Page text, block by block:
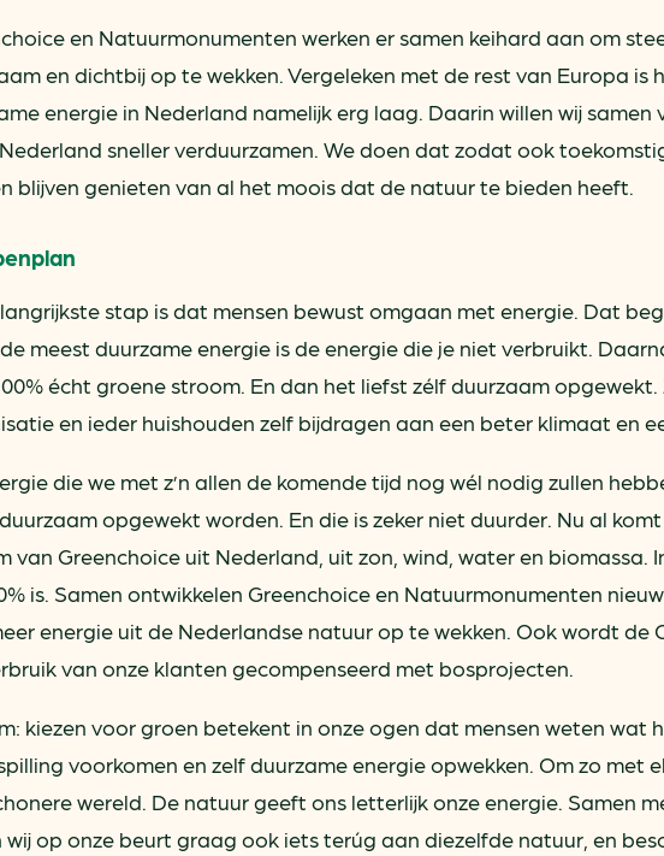
en Natuurmonumenten werken er samen keihard aan om
en dichtbij op te wekken. Vergeleken met de rest van Europa is
energie in Nederland namelijk erg laag. Daarin willen wij samen
sneller verduurzamen. We doen dat zodat ook
blijven genieten van al het moois dat de natuur te bieden heeft.
stap is dat mensen bewust omgaan met energie. Dat
meest duurzame energie is de energie die je niet verbruikt.
écht groene stroom. En dan het liefst zélf duurzaam opgewekt.
en ieder huishouden zelf bijdragen aan een beter klimaat en
die we met z’n allen de komende tijd nog wél nodig zullen
opgewekt worden. En die is zeker niet duurder. Nu al
van Greenchoice uit Nederland, uit zon, wind, water en biomassa.
is. Samen ontwikkelen Greenchoice en Natuurmonumenten
energie uit de Nederlandse natuur op te wekken. Ook wordt de
van onze klanten gecompenseerd met bosprojecten.
kiezen voor groen betekent in onze ogen dat mensen weten wat
voorkomen en zelf duurzame energie opwekken. Om zo met
wereld. De natuur geeft ons letterlijk onze energie. Samen
wij op onze beurt graag ook iets terúg aan diezelfde natuur, en